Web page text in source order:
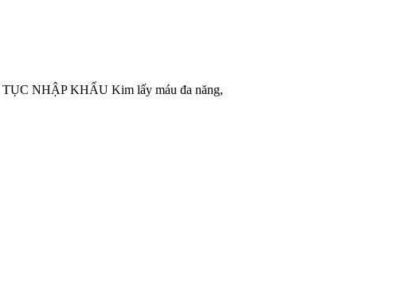
TỤC NHẬP KHẨU Kim lấy máu đa năng,